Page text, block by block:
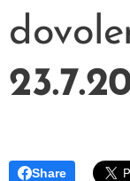
Share